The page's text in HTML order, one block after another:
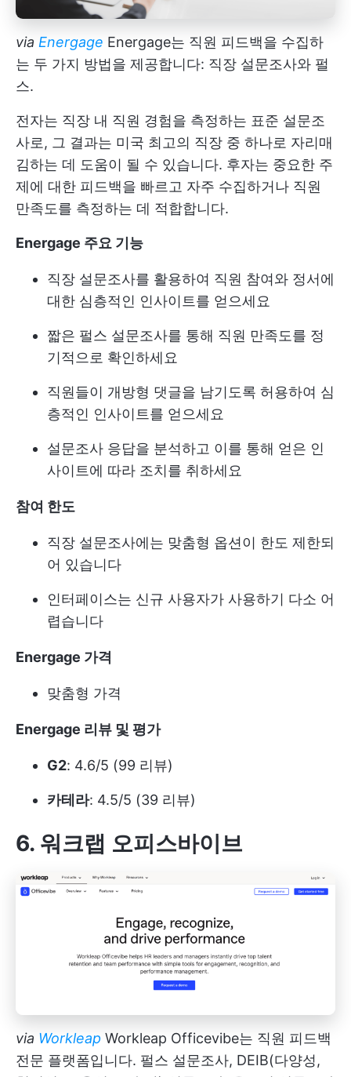
via Energage Energage는 직원 피드백을 수집하
는 두 가지 방법을 제공합니다: 직장 설문조사와 펄
스.
전자는 직장 내 직원 경험을 측정하는 표준 설문조
사로, 그 결과는 미국 최고의 직장 중 하나로 자리매
김하는 데 도움이 될 수 있습니다. 후자는 중요한 주
제에 대한 피드백을 빠르고 자주 수집하거나 직원
만족도를 측정하는 데 적합합니다.
Energage 주요 기능
직장 설문조사를 활용하여 직원 참여와 정서에
대한 심층적인 인사이트를 얻으세요
짧은 펄스 설문조사를 통해 직원 만족도를 정
기적으로 확인하세요
직원들이 개방형 댓글을 남기도록 허용하여 심
층적인 인사이트를 얻으세요
설문조사 응답을 분석하고 이를 통해 얻은 인
사이트에 따라 조치를 취하세요
참여 한도
직장 설문조사에는 맞춤형 옵션이 한도 제한되
어 있습니다
인터페이스는 신규 사용자가 사용하기 다소 어
렵습니다
Energage 가격
맞춤형 가격
Energage 리뷰 및 평가
G2: 4.6/5 (99 리뷰)
카테라: 4.5/5 (39 리뷰)
6. 워크랩 오피스바이브
via Workleap Workleap Officevibe는 직원 피드백
전문 플랫폼입니다. 펄스 설문조사, DEIB(다양성,